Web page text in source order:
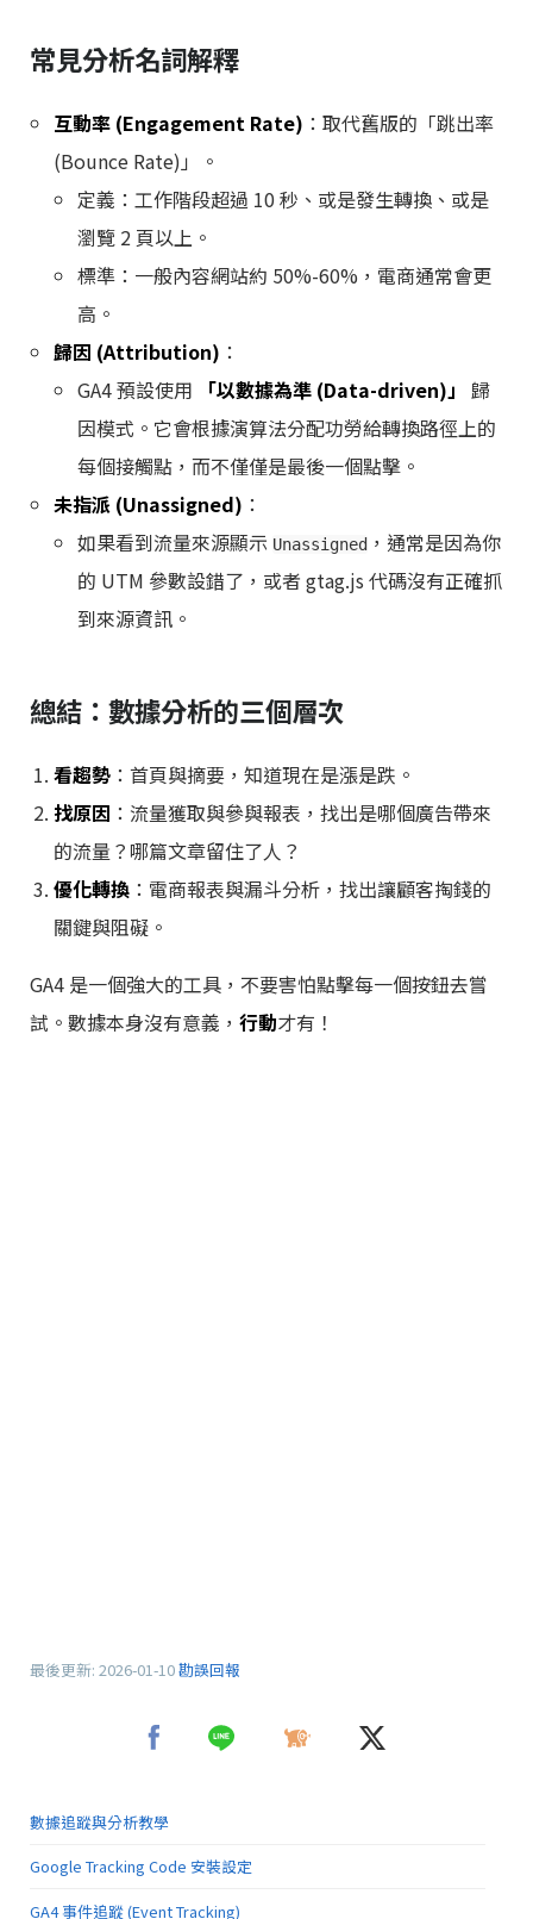
常見分析名詞解釋
互動率 (Engagement Rate) ：取代舊版的「跳出率
(Bounce Rate)」。
定義：工作階段超過 10 秒、或是發生轉換、或是
瀏覽 2 頁以上。
標準：一般內容網站約 50%-60%，電商通常會更
高。
歸因 (Attribution) ：
GA4 預設使用
「以數據為準 (Data-driven)」 歸
因模式。它會根據演算法分配功勞給轉換路徑上的
每個接觸點，而不僅僅是最後一個點擊。
未指派 (Unassigned) ：
如果看到流量來源顯示 Unassigned ，通常是因為你
的 UTM 參數設錯了，或者 gtag.js 代碼沒有正確抓
到來源資訊。
總結：數據分析的三個層次
看趨勢 ：首頁與摘要，知道現在是漲是跌。
找原因 ：流量獲取與參與報表，找出是哪個廣告帶來
的流量？哪篇文章留住了人？
優化轉換 ：電商報表與漏斗分析，找出讓顧客掏錢的
關鍵與阻礙。
GA4 是一個強大的工具，不要害怕點擊每一個按鈕去嘗
試。數據本身沒有意義， 行動才有！
最後更新: 2026-01-10勘誤回報
數據追蹤與分析教學
Google Tracking Code 安裝設定
GA4 事件追蹤 (Event Tracking)